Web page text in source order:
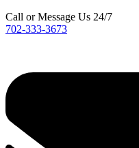
Call or Message Us 24/7
702-333-3673